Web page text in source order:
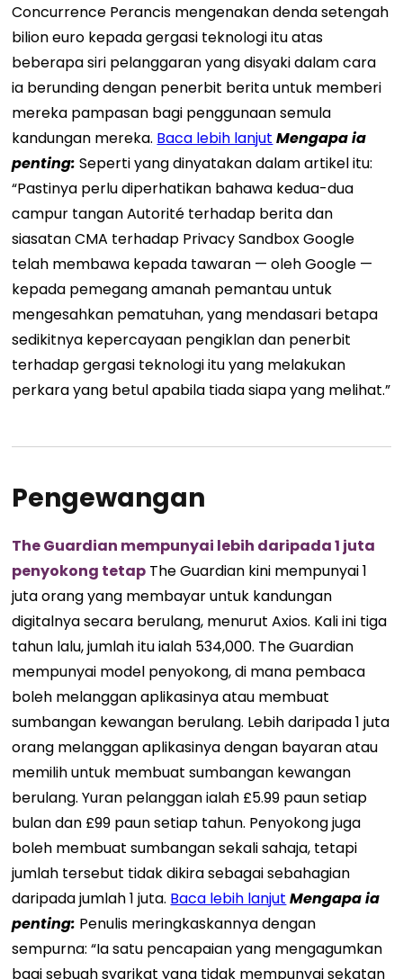
Concurrence Perancis mengenakan denda setengah
bilion euro kepada gergasi teknologi itu atas
beberapa siri pelanggaran yang disyaki dalam cara
ia berunding dengan penerbit berita untuk memberi
mereka pampasan bagi penggunaan semula
kandungan mereka. Baca lebih lanjut Mengapa ia
penting: Seperti yang dinyatakan dalam artikel itu:
“Pastinya perlu diperhatikan bahawa kedua-dua
campur tangan Autorité terhadap berita dan
siasatan CMA terhadap Privacy Sandbox Google
telah membawa kepada tawaran — oleh Google —
kepada pemegang amanah pemantau untuk
mengesahkan pematuhan, yang mendasari betapa
sedikitnya kepercayaan pengiklan dan penerbit
terhadap gergasi teknologi itu yang melakukan
perkara yang betul apabila tiada siapa yang melihat.”
Pengewangan
The Guardian mempunyai lebih daripada 1 juta
penyokong tetap The Guardian kini mempunyai 1
juta orang yang membayar untuk kandungan
digitalnya secara berulang, menurut Axios. Kali ini tiga
tahun lalu, jumlah itu ialah 534,000. The Guardian
mempunyai model penyokong, di mana pembaca
boleh melanggan aplikasinya atau membuat
sumbangan kewangan berulang. Lebih daripada 1 juta
orang melanggan aplikasinya dengan bayaran atau
memilih untuk membuat sumbangan kewangan
berulang. Yuran pelanggan ialah £5.99 paun setiap
bulan dan £99 paun setiap tahun. Penyokong juga
boleh membuat sumbangan sekali sahaja, tetapi
jumlah tersebut tidak dikira sebagai sebahagian
daripada jumlah 1 juta. Baca lebih lanjut Mengapa ia
penting: Penulis meringkaskannya dengan
sempurna: “Ia satu pencapaian yang mengagumkan
bagi sebuah syarikat yang tidak mempunyai sekatan